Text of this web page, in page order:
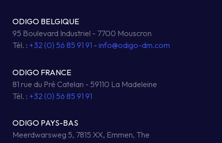
ODIGO BELGIQUE
95 Boulevard Industriel - 7700 Mouscron
Tél. : +32 (0) 56 85 91 91 - info@odigo-dm.com
ODIGO FRANCE
81 rue du Pré Catelan - 59110 La Madeleine
Tél. : +32 (0) 56 85 91 91
ODIGO PAYS-BAS
Meerdwarsweg 5, 7815 XX, Emmen, The